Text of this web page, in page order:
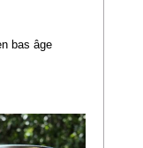
bas âge